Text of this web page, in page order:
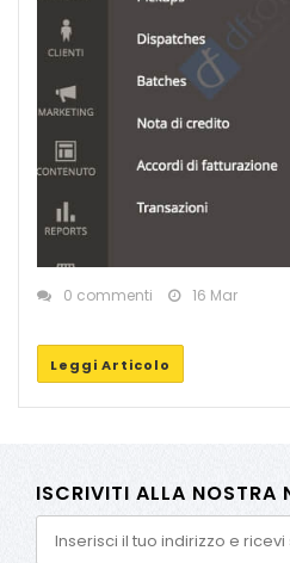
0 commenti 16 Mar
Leggi Articolo
ISCRIVITI ALLA NOSTRA